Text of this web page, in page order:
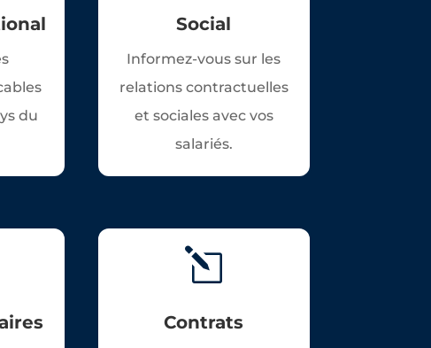
du
Social
Informez-vous sur les
relations contractuelles
et sociales avec vos
salariés.
l
Contrats